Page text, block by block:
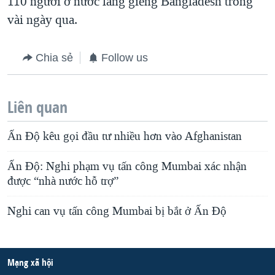
QUAN HỆ VIỆT MỸ
vài ngày qua.
Chia sẻ Follow us
Liên quan
Ấn Độ kêu gọi đầu tư nhiều hơn vào Afghanistan
Ấn Độ: Nghi phạm vụ tấn công Mumbai xác nhận
được “nhà nước hỗ trợ”
Nghi can vụ tấn công Mumbai bị bắt ở Ấn Độ
Mạng xã hội